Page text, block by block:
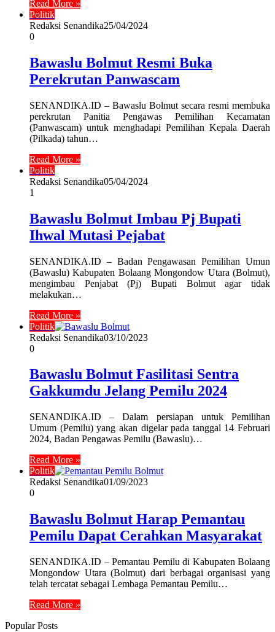
Read More »
Politik
Redaksi Senandika25/04/2024
0
Bawaslu Bolmut Resmi Buka
Perekrutan Panwascam
SENANDIKA.ID – Bawaslu Bolmut secara resmi membuka
perekrutan Panitia Pengawas Pemilihan Kecamatan
(Panwascam) untuk menghadapi Pemilihan Kepala Daerah
(Pilkada) tahun…
Read More »
Politik
Redaksi Senandika05/04/2024
1
Bawaslu Bolmut Imbau Pj Bupati
Ihwal Mutasi Pejabat
SENANDIKA.ID – Badan Pengawasan Pemilihan Umun
(Bawaslu) Kabupaten Bolaang Mongondow Utara (Bolmut),
mengimbau Penjabat (Pj) Bupati Bolmut agar tidak
melakukan…
Read More »
Politik
Redaksi Senandika03/10/2023
0
Bawaslu Bolmut Fasilitasi Sentra
Gakkumdu Jelang Pemilu 2024
SENANDIKA.ID – Dalam persiapan untuk Pemilihan
Umum (Pemilu) yang akan digelar pada tanggal 14 Februari
2024, Badan Pengawas Pemilu (Bawaslu)…
Read More »
Politik
Redaksi Senandika01/09/2023
0
Bawaslu Bolmut Harap Pemantau
Pemilu Dapat Cerahkan Masyarakat
SENANDIKA.ID – Pemantau Pemilu di Kabupaten Bolaang
Mongondow Utara (Bolmut) dari berbagai organisasi yang
telah tercatat sebagai Lembaga Pemantau Pemilu…
Read More »
Popular Posts